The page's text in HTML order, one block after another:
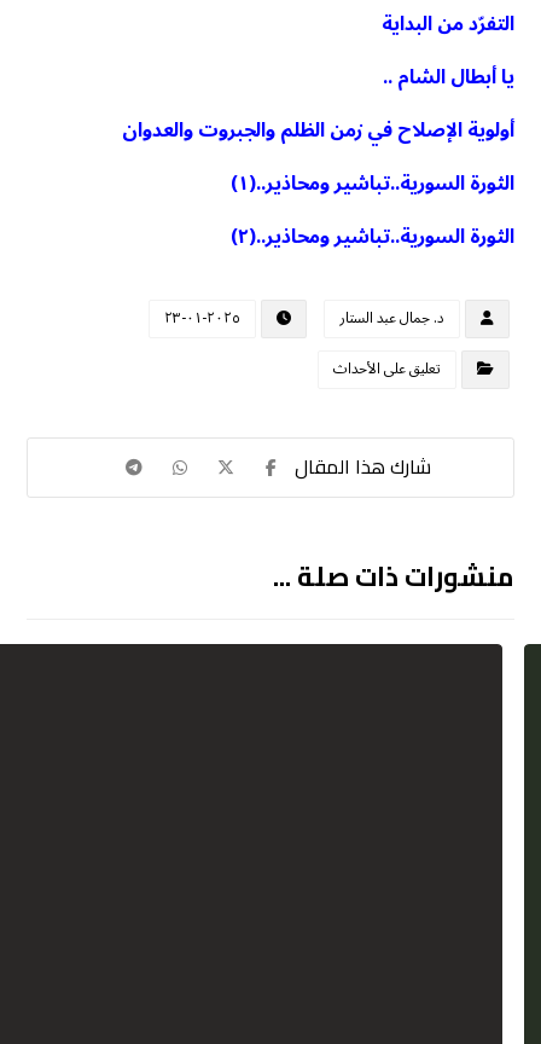
التفرّد من البداية
يا أبطال الشام ..
أولوية الإصلاح في زمن الظلم والجبروت والعدوان
الثورة السورية..تباشير ومحاذير..(١)
الثورة السورية..تباشير ومحاذير..(٢)
د. جمال عبد الستار
٢٠٢٥-٠١-٢٣
تعليق على الأحداث
منشورات ذات صلة ...